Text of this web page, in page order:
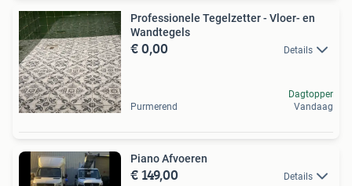
Professionele Tegelzetter - Vloer- en
Wandtegels
€ 0,00 Details
Purmerend
Dagtopper
Vandaag
Piano Afvoeren
€ 149,00 Details